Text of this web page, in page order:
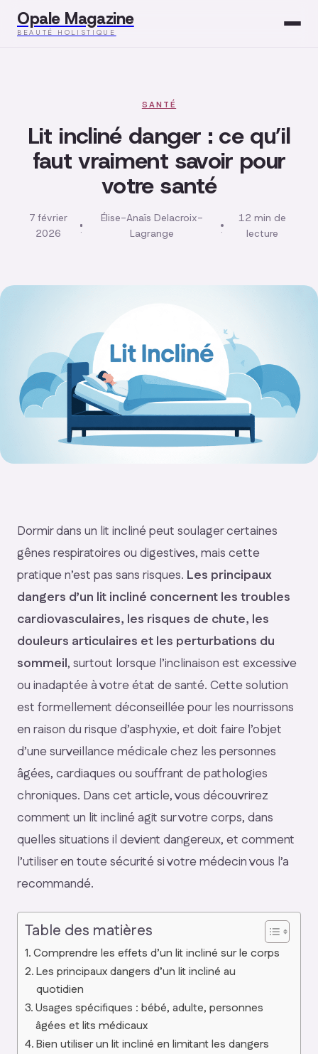
Opale Magazine
BEAUTÉ HOLISTIQUE
Mode
Bien-être
SANTÉ
Lit incliné danger : ce qu’il
faut vraiment savoir pour
votre santé
7 février
2026
·
Élise-Anaïs Delacroix-
Lagrange
·
12 min de
lecture
Dormir dans un lit incliné peut soulager certaines
gênes respiratoires ou digestives, mais cette
pratique n’est pas sans risques. Les principaux
dangers d’un lit incliné concernent les troubles
cardiovasculaires, les risques de chute, les
douleurs articulaires et les perturbations du
sommeil, surtout lorsque l’inclinaison est excessive
ou inadaptée à votre état de santé. Cette solution
est formellement déconseillée pour les nourrissons
en raison du risque d’asphyxie, et doit faire l’objet
d’une surveillance médicale chez les personnes
âgées, cardiaques ou souffrant de pathologies
chroniques. Dans cet article, vous découvrirez
comment un lit incliné agit sur votre corps, dans
quelles situations il devient dangereux, et comment
l’utiliser en toute sécurité si votre médecin vous l’a
recommandé.
Table des matières
Comprendre les effets d’un lit incliné sur le corps
Les principaux dangers d’un lit incliné au
quotidien
Usages spécifiques : bébé, adulte, personnes
âgées et lits médicaux
Bien utiliser un lit incliné en limitant les dangers